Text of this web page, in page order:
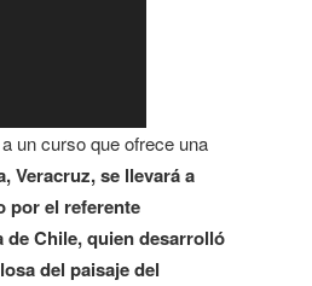
un curso que ofrece una
Veracruz, se llevará a
por el referente
Chile, quien desarrolló
del paisaje del